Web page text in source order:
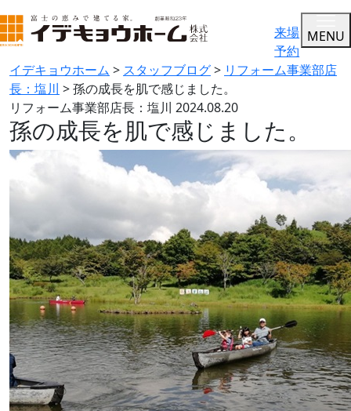
来場
予約
MENU
イデキョウホーム > スタッフブログ> リフォーム事業部店
長：塩川 >孫の成長を肌で感じました。
リフォーム事業部店長：塩川 2024.08.20
孫の成長を肌で感じました。